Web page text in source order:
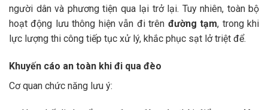
người dân và phương tiện qua lại trở lại. Tuy nhiên, toàn bộ
hoạt động lưu thông hiện vẫn đi trên đường tạm, trong khi
lực lượng thi công tiếp tục xử lý, khắc phục sạt lở triệt để.
Khuyến cáo an toàn khi đi qua đèo
Cơ quan chức năng lưu ý: